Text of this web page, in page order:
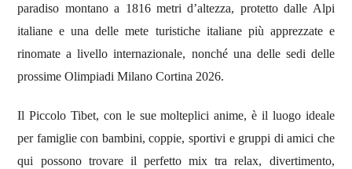
paradiso montano a 1816 metri d’altezza, protetto dalle Alpi
italiane e una delle mete turistiche italiane più apprezzate e
rinomate a livello internazionale, nonché una delle sedi delle
prossime Olimpiadi Milano Cortina 2026.
Il Piccolo Tibet, con le sue molteplici anime, è il luogo ideale
per famiglie con bambini, coppie, sportivi e gruppi di amici che
qui possono trovare il perfetto mix tra relax, divertimento,